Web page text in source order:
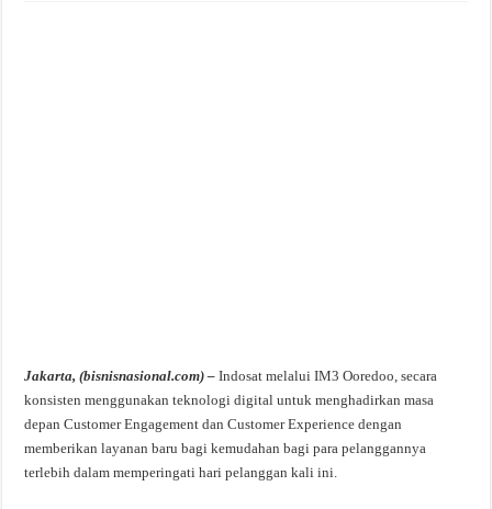
Jakarta, (bisnisnasional.com) – Indosat melalui IM3 Ooredoo, secara
konsisten menggunakan teknologi digital untuk menghadirkan masa
depan Customer Engagement dan Customer Experience dengan
memberikan layanan baru bagi kemudahan bagi para pelanggannya
terlebih dalam memperingati hari pelanggan kali ini.